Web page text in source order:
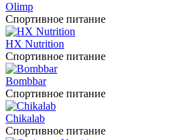
Olimp
Спортивное питание
HX Nutrition
Спортивное питание
Bombbar
Спортивное питание
Chikalab
Спортивное питание